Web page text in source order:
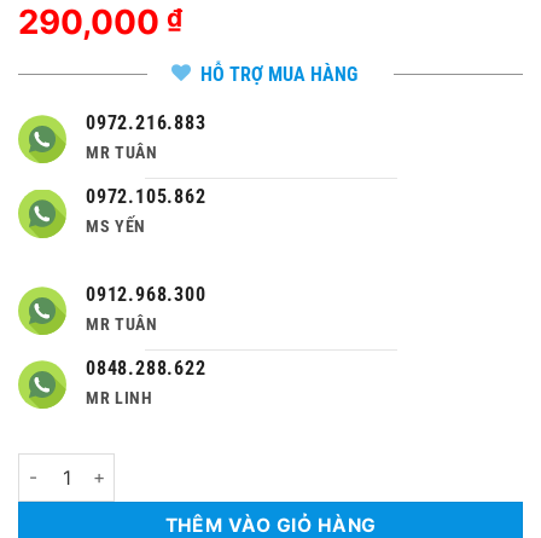
290,000 ₫
HỖ TRỢ MUA HÀNG
0972.216.883
MR TUÂN
0972.105.862
MS YẾN
0912.968.300
MR TUÂN
0848.288.622
MR LINH
Số lượng
THÊM VÀO GIỎ HÀNG